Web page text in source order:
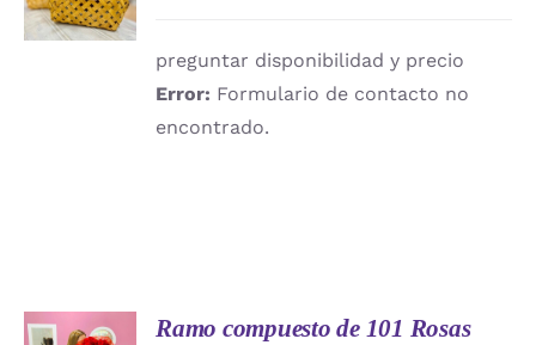
/
DETALLES
preguntar disponibilidad y precio
Error: Formulario de contacto no
encontrado.
AÑADIR
Ramo compuesto de 101 Rosas